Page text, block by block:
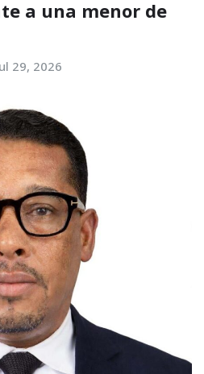
a una menor de
29, 2026